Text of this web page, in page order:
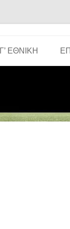
Γ’ ΕΘΝΙΚΉ